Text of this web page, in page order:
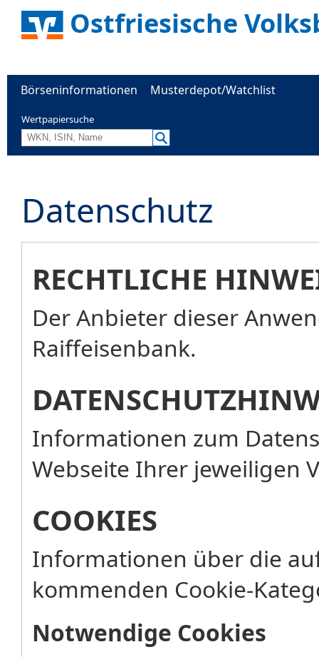
Ostfriesische
Börseninformationen Musterdepot/Watchlist
Wertpapiersuche
Datenschutz
RECHTLICHE
Der Anbieter dieser
Raiffeisenbank.
Informationen zum
Webseite Ihrer jeweiligen
COOKIES
Informationen über die
kommenden Cookie-
Notwendige Cookies